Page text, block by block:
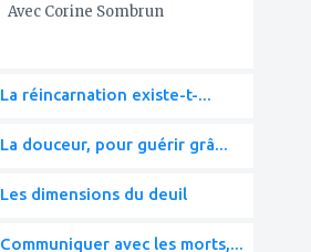
Avec Corine Sombrun
La réincarnation existe-t-...
La douceur, pour guérir grâ...
Les dimensions du deuil
Communiquer avec les morts,...